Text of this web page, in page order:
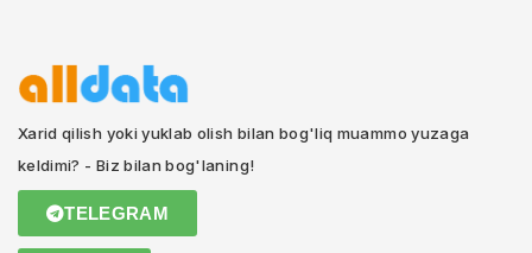
Xarid qilish yoki yuklab olish bilan bog'liq muammo yuzaga
keldimi? - Biz bilan bog'laning!
TELEGRAM